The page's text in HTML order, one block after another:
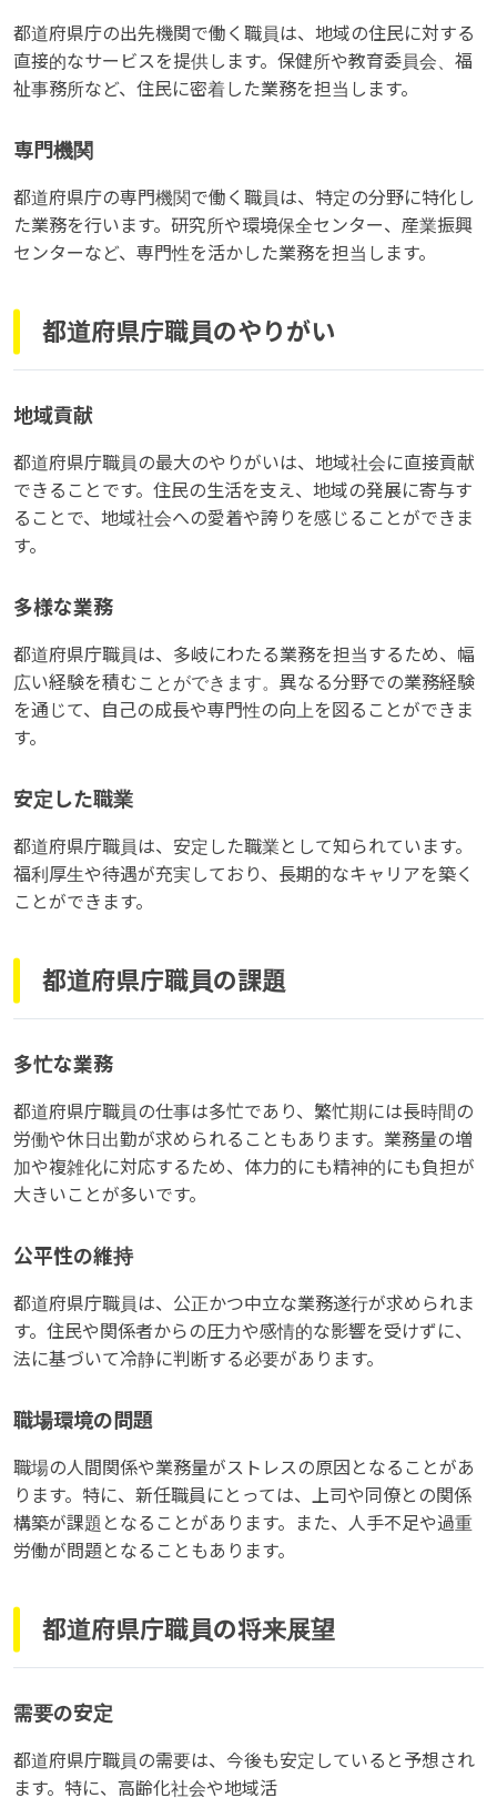
都道府県庁の出先機関で働く職員は、地域の住民に対する
直接的なサービスを提供します。保健所や教育委員会、福
祉事務所など、住民に密着した業務を担当します。
専門機関
都道府県庁の専門機関で働く職員は、特定の分野に特化し
た業務を行います。研究所や環境保全センター、産業振興
センターなど、専門性を活かした業務を担当します。
都道府県庁職員のやりがい
地域貢献
都道府県庁職員の最大のやりがいは、地域社会に直接貢献
できることです。住民の生活を支え、地域の発展に寄与す
ることで、地域社会への愛着や誇りを感じることができま
す。
多様な業務
都道府県庁職員は、多岐にわたる業務を担当するため、幅
広い経験を積むことができます。異なる分野での業務経験
を通じて、自己の成長や専門性の向上を図ることができま
す。
安定した職業
都道府県庁職員は、安定した職業として知られています。
福利厚生や待遇が充実しており、長期的なキャリアを築く
ことができます。
都道府県庁職員の課題
多忙な業務
都道府県庁職員の仕事は多忙であり、繁忙期には長時間の
労働や休日出勤が求められることもあります。業務量の増
加や複雑化に対応するため、体力的にも精神的にも負担が
大きいことが多いです。
公平性の維持
都道府県庁職員は、公正かつ中立な業務遂行が求められま
す。住民や関係者からの圧力や感情的な影響を受けずに、
法に基づいて冷静に判断する必要があります。
職場環境の問題
職場の人間関係や業務量がストレスの原因となることがあ
ります。特に、新任職員にとっては、上司や同僚との関係
構築が課題となることがあります。また、人手不足や過重
労働が問題となることもあります。
都道府県庁職員の将来展望
需要の安定
都道府県庁職員の需要は、今後も安定していると予想され
ます。特に、高齢化社会や地域活